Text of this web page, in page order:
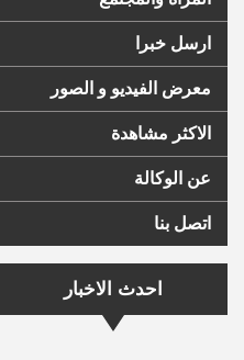
ارسل خبرا
معرض الفيديو و الصور
الاكثر مشاهدة
عن الوكالة
اتصل بنا
احدث الاخبار